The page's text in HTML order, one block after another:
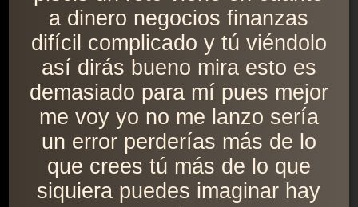
a dinero negocios finanzas
difícil complicado y tú viéndolo
así dirás bueno mira esto es
demasiado para mí pues mejor
me voy yo no me lanzo sería
un error perderías más de lo
que crees tú más de lo que
siquiera puedes imaginar hay